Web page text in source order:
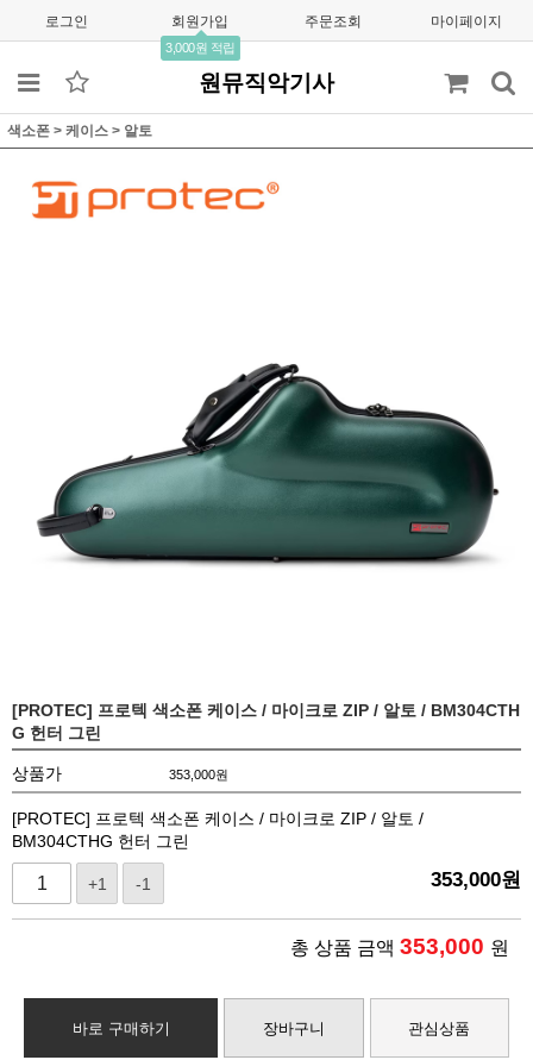
로그인 회원가입
3,000원 적립
주문조회 마이페이지
원뮤직악기사
색소폰 > 케이스 > 알토
[PROTEC] 프로텍 색소폰 케이스 / 마이크로 ZIP / 알토 / BM304CTH
G 헌터 그린
상품가 353,000원
[PROTEC] 프로텍 색소폰 케이스 / 마이크로 ZIP / 알토 /
BM304CTHG 헌터 그린
+1 -1 353,000원
총 상품 금액 353,000 원
바로 구매하기 장바구니 관심상품